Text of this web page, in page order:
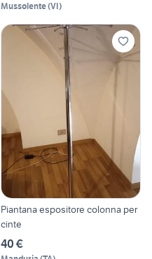
Mussolente(VI)
Piantana espositore colonna per
cinte
40 €